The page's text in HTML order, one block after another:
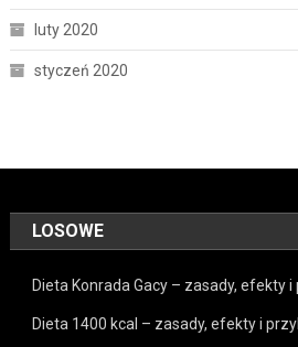
luty 2020
styczeń 2020
LOSOWE
Dieta Konrada Gacy – zasady, efekty i
Dieta 1400 kcal – zasady, efekty i